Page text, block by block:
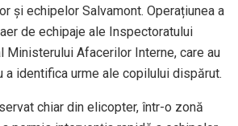
și echipelor Salvamont. Operațiunea a
de echipaje ale Inspectoratului
Ministerului Afacerilor Interne, care au
a identifica urme ale copilului dispărut.
chiar din elicopter, într-o zonă